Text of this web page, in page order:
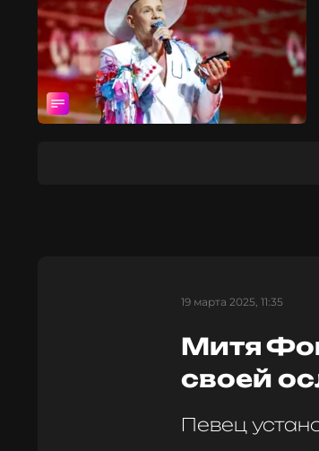
19 марта 2025, 11:35
Митя
своей
Певец